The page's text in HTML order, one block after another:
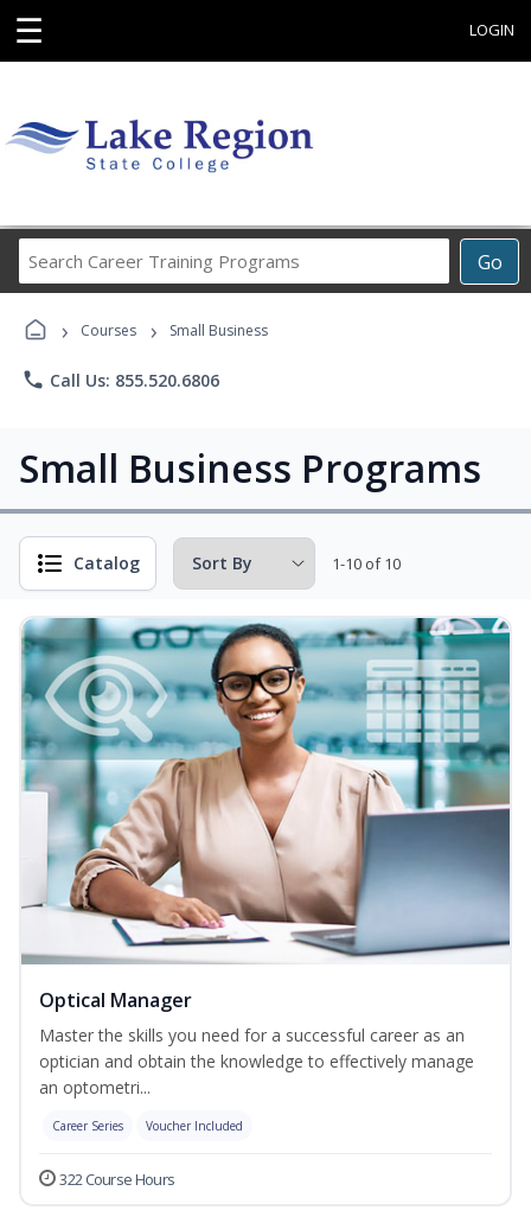
☰ LOGIN
Go
Career
Programs
› Courses › Small Business
phone Call Us: 855.520.6806
Small Business Programs
Catalog 1-10 of 10
Optical Manager
Master the skills you need for a successful career as an
optician and obtain the knowledge to effectively manage
an optometri...
Career Series Voucher Included
322 Course Hours